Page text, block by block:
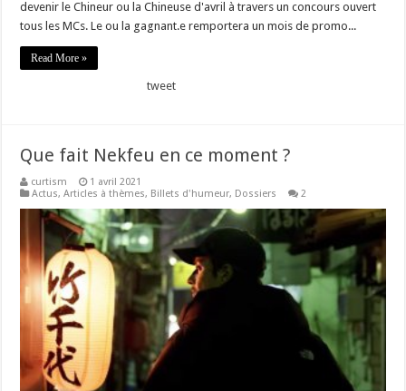
devenir le Chineur ou la Chineuse d'avril à travers un concours ouvert
tous les MCs. Le ou la gagnant.e remportera un mois de promo...
Read More »
tweet
Que fait Nekfeu en ce moment ?
curtism
1 avril 2021
Actus,Articles à thèmes, Billets d'humeur, Dossiers 2